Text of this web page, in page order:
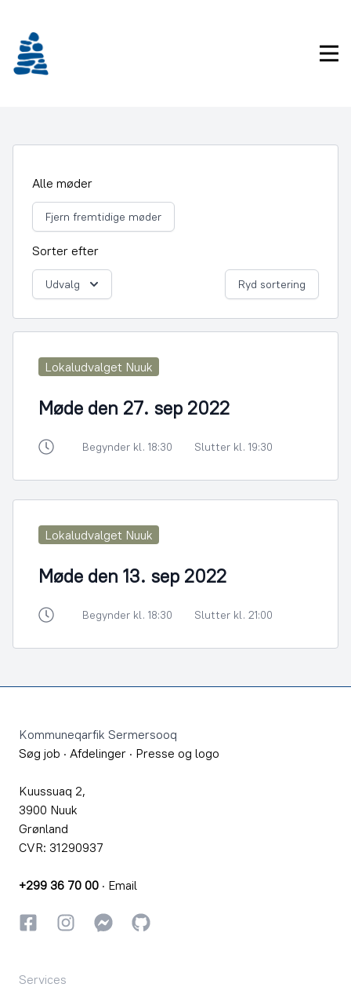
indhold
Alle møder
Fjern fremtidige møder
Sorter efter
Udvalg Ryd sortering
Lokaludvalget Nuuk
Møde den 27. sep 2022
Begynder kl. 18:30 Slutter kl. 19:30
Lokaludvalget Nuuk
Møde den 13. sep 2022
Begynder kl. 18:30 Slutter kl. 21:00
Kommuneqarfik Sermersooq
Søg job · Afdelinger · Presse og logo
Kuussuaq 2,
3900 Nuuk
Grønland
CVR: 31290937
+299 36 70 00 · Email
FacebookInstagramInstagram
GitHub
Services